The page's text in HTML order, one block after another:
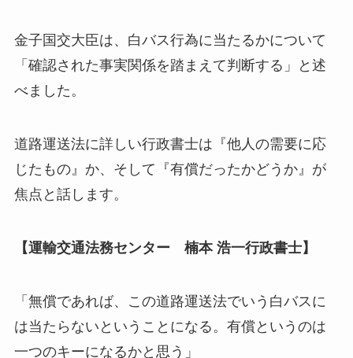
金子国交大臣は、白バス行為に当たるかについて
「確認された事実関係を踏まえて判断する」と述
べました。
道路運送法に詳しい行政書士は『他人の需要に応
じたもの』か、そして『有償だったかどうか』が
焦点と話します。
【運輸交通法務センター 楠本 浩一行政書士】
「無償であれば、この道路運送法でいう白バスに
は当たらないということになる。有償というのは
一つのキーになるかと思う」